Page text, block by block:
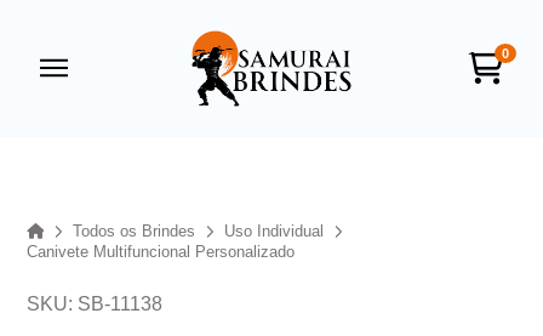
0
HomeTodos os Brindes
Uso Individual
Canivete Multifuncional Personalizado
SKU: SB-11138